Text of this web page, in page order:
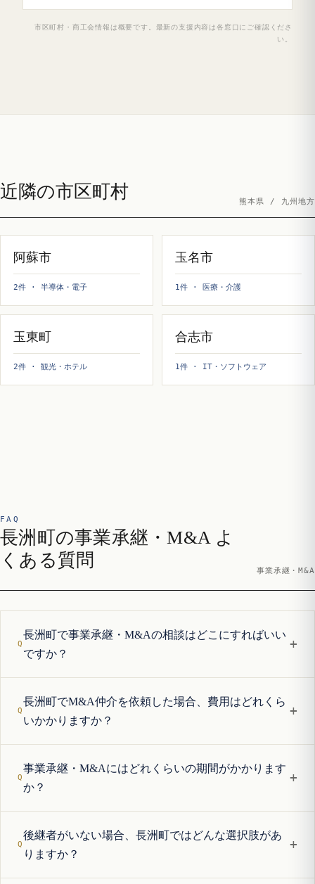
市区町村・商工会情報は概要です。最新の支援内容は各窓口にご確認くださ
い。
近隣の市区町村 熊本県 / 九州地方
阿蘇市
2件 · 半導体・電子
玉名市
1件 · 医療・介護
玉東町
2件 · 観光・ホテル
合志市
1件 · IT・ソフトウェア
FAQ
長洲町の事業承継・M&A よ
くある質問
事業承継・M&A
長洲町で事業承継・M&Aの相談はどこにすればいい
ですか？
+
長洲町でM&A仲介を依頼した場合、費用はどれくら
いかかりますか？
+
事業承継・M&Aにはどれくらいの期間がかかります
か？
+
後継者がいない場合、長洲町ではどんな選択肢があ
りますか？
+